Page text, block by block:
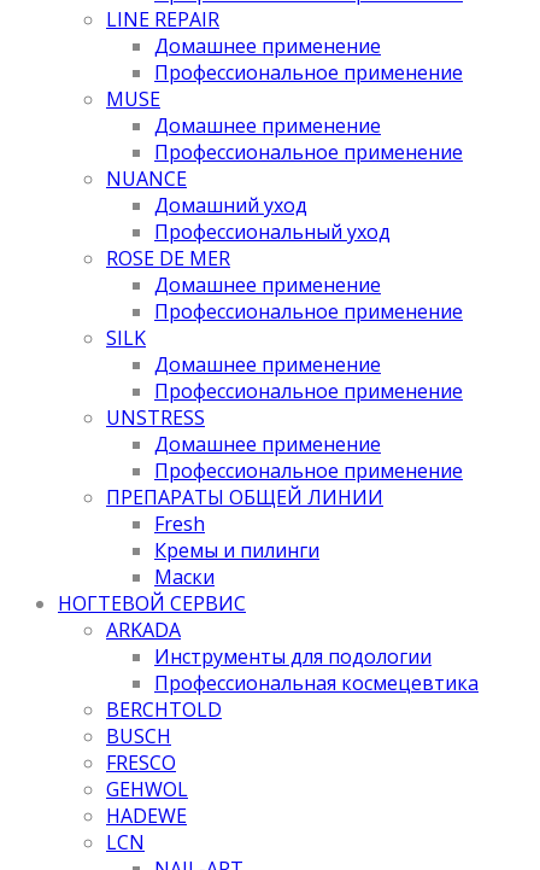
LINE REPAIR
Домашнее применение
Профессиональное применение
MUSE
Домашнее применение
Профессиональное применение
NUANCE
Домашний уход
Профессиональный уход
ROSE DE MER
Домашнее применение
Профессиональное применение
SILK
Домашнее применение
Профессиональное применение
UNSTRESS
Домашнее применение
Профессиональное применение
ПРЕПАРАТЫ ОБЩЕЙ ЛИНИИ
Fresh
Кремы и пилинги
Маски
НОГТЕВОЙ СЕРВИС
ARKADA
Инструменты для подологии
Профессиональная космецевтика
BERCHTOLD
BUSCH
FRESCO
GEHWOL
HADEWE
LCN